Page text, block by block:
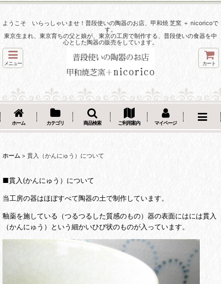
ようこそ いらっしゃいませ！普段使いの陶器のお店、甲和焼 芝窯 ＋ nicoricoで
す。
東京生まれ、東京育ちの父と娘が、東京の工房で制作する、普段使いの食器を中
心とした陶器の販売をしています。
メニュー カート
ホーム カテゴリ 商品検索 ご利用案内 マイページ
ホーム > 貫入（かんにゅう）について
■貫入(かんにゅう）について
当工房の器はほぼすべて陶器の土で制作しています。
釉薬を施している（つるつるした質感のもの）器の表面にはには貫入
（かんにゅう）という細かいひび状のものが入っています。